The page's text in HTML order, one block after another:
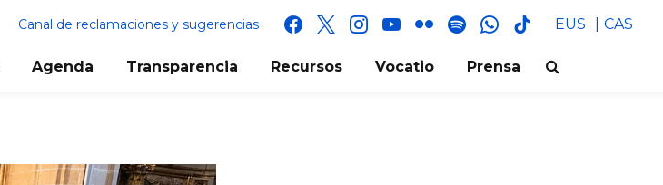
Canal de reclamaciones y sugerencias facebook
x instagram
youtube
flickr spotifywhatsapp
tik
EUS CAS
Agenda Transparencia Recursos Vocatio Prensa